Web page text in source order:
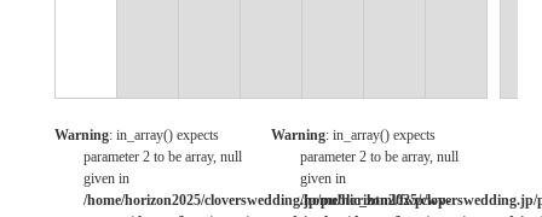
Warning: in_array() expects
parameter 2 to be array, null
given in
/home/horizon2025/cloverswedding.jp/public_html/fwp/wp-
Warning: in_array() expects
parameter 2 to be array, null
given in
/home/horizon2025/